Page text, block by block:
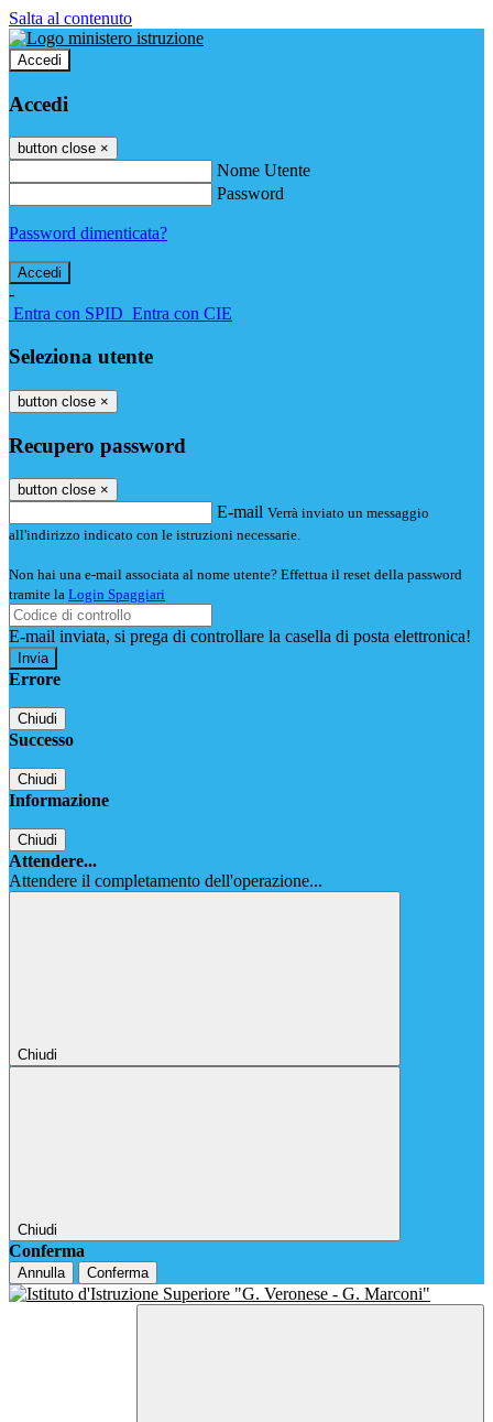
Salta al contenuto
Accedi
Accedi
button close ×
Nome Utente
Password
Password dimenticata?
-
Entra con SPID Entra con CIE
Seleziona utente
button close ×
Recupero password
button close ×
E-mail Verrà inviato un messaggio
all'indirizzo indicato con le istruzioni necessarie.
Non hai una e-mail associata al nome utente? Effettua il reset della password
tramite la Login Spaggiari
E-mail inviata, si prega di controllare la casella di posta elettronica!
Errore
Chiudi
Successo
Chiudi
Informazione
Chiudi
Attendere...
Attendere il completamento dell'operazione...
Chiudi
Chiudi
Conferma
Annulla Conferma